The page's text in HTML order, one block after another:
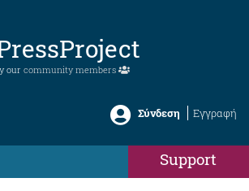
our community members
Σύνδεση Εγγραφή
Support